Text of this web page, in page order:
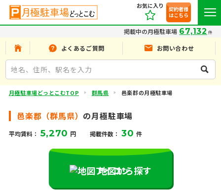
お気に入り
契約者様
はこちら
掲載中の月極駐車場 67,132 件
よくあるご質問 お問い合わせ
月極駐車場どっとこむTOP 群馬県 邑楽郡の月極駐車場
邑楽郡（群馬県） の月極駐車場
平均賃料： 5,270 円 掲載件数： 30 件
地図から探す